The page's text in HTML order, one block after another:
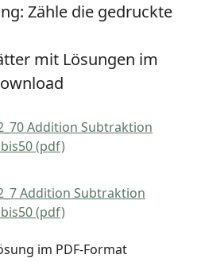
Zähle die gedruckte
mit Lösungen im
Addition Subtraktion
(pdf)
Addition Subtraktion
(pdf)
im PDF-Format